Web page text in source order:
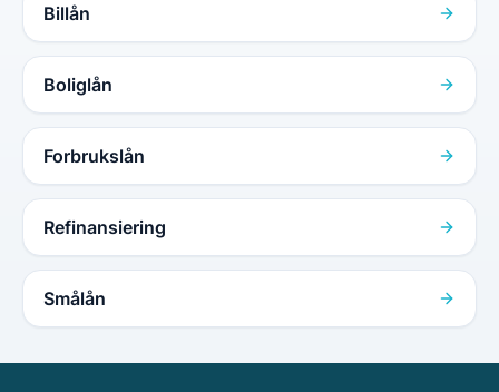
Billån
Boliglån
Forbrukslån
Refinansiering
Smålån